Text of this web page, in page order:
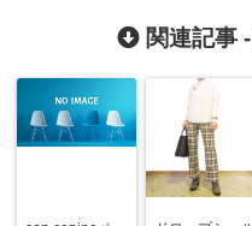
関連記事 -